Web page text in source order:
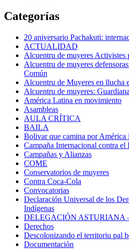
Categorías
20 aniversario Pachakuti:
ACTUALIDAD
Alcuentru de muyeres Activistes
Alcuentru de muyeres
Común
Alcuentru de Muyeres en llucha
Alcuentru de muyeres:
América Latina en movimiento
Asambleas
AULA CRÍTICA
BAILA
Bolivar que camina por América
Campaña Internacional contra
Campañas y Alianzas
COME
Conservatorios de muyeres
Contra Coca-Cola
Convocatorias
Declaración Universal de los
Indígenas
DELEGACIÓN ASTURIANA
Derechos
Descolonizando el territoriu pal
Documentación